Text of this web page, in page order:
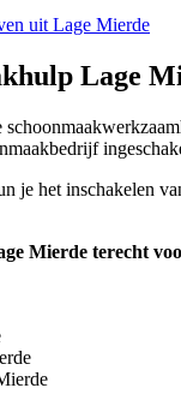
uit Lage Mierde
Lage
je het inschakelen
Mierde terecht